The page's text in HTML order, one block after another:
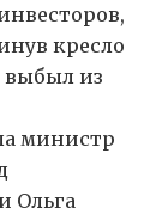
кресло
выбыл из
министр
Ольга